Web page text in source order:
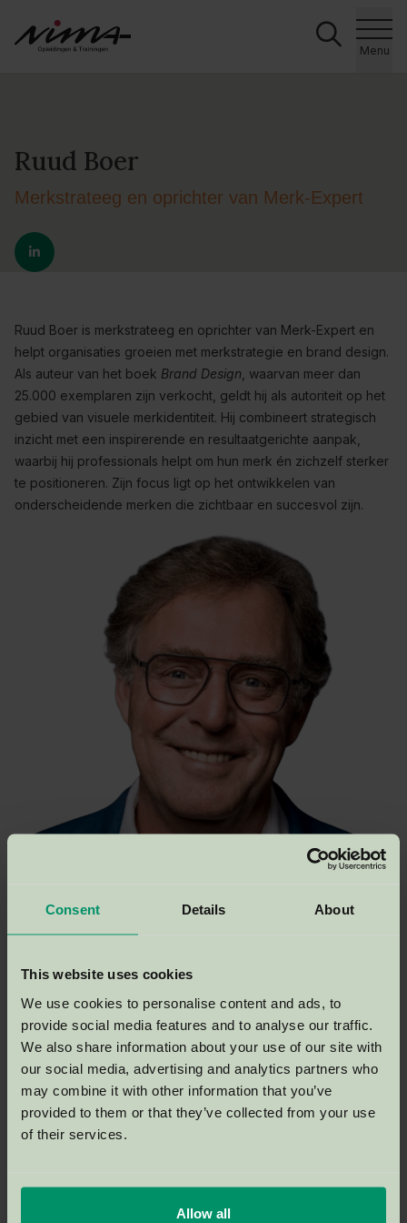
Consent Details About
This website uses cookies
We use cookies to personalise content and ads, to
provide social media features and to analyse our traffic.
We also share information about your use of our site with
our social media, advertising and analytics partners who
may combine it with other information that you’ve
provided to them or that they’ve collected from your use
of their services.
Allow all
Ga naar de inhoud
Menu
Ruud Boer
Merkstrateeg en oprichter van Merk-Expert
Ruud Boer is merkstrateeg en oprichter van Merk-Expert en
helpt organisaties groeien met merkstrategie en brand design.
Als auteur van het boek Brand Design , waarvan meer dan
25.000 exemplaren zijn verkocht, geldt hij als autoriteit op het
gebied van visuele merkidentiteit. Hij combineert strategisch
inzicht met een inspirerende en resultaatgerichte aanpak,
waarbij hij professionals helpt om hun merk én zichzelf sterker
te positioneren. Zijn focus ligt op het ontwikkelen van
onderscheidende merken die zichtbaar en succesvol zijn.
Over NIMA Academy
Actueel en praktijkgericht
Beste docenten: 100% vakexperts